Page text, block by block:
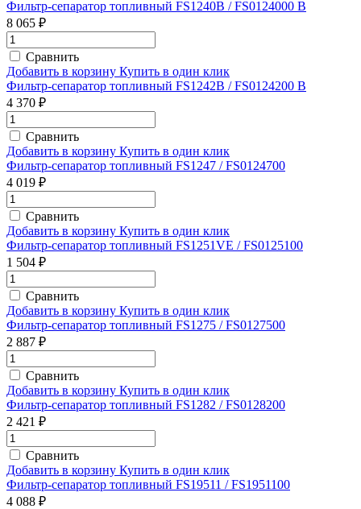
Фильтр-сепаратор топливный FS1240B / FS0124000 B
8 065 ₽
Сравнить
Добавить в корзину Купить в один клик
Фильтр-сепаратор топливный FS1242B / FS0124200 B
4 370 ₽
Сравнить
Добавить в корзину Купить в один клик
Фильтр-сепаратор топливный FS1247 / FS0124700
4 019 ₽
Сравнить
Добавить в корзину Купить в один клик
Фильтр-сепаратор топливный FS1251VE / FS0125100
1 504 ₽
Сравнить
Добавить в корзину Купить в один клик
Фильтр-сепаратор топливный FS1275 / FS0127500
2 887 ₽
Сравнить
Добавить в корзину Купить в один клик
Фильтр-сепаратор топливный FS1282 / FS0128200
2 421 ₽
Сравнить
Добавить в корзину Купить в один клик
Фильтр-сепаратор топливный FS19511 / FS1951100
4 088 ₽